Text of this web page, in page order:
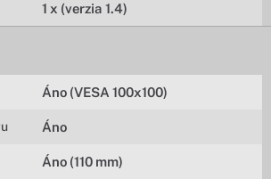
1 x (verzia 1.4)
Áno (VESA 100x100)
Áno
Áno (110 mm)